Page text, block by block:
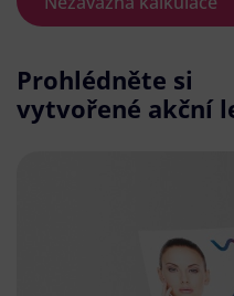
Prohlédněte si
vytvořené akční